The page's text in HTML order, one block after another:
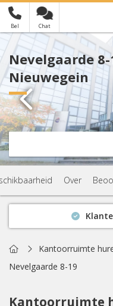
Bel Chat
Je hebt nog geen
Nevelgaarde 8-
Nieuwegein
Over
HomeKantoorruimte
Nevelgaarde 8-19
Kantoorruimte